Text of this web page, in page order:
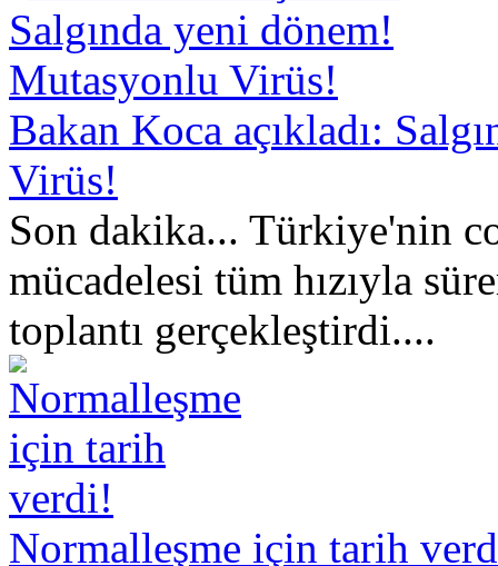
Bakan Koca açıkladı:
Virüs!
Son dakika... Türkiye'nin
mücadelesi tüm hızıyla
toplantı gerçekleştirdi....
Normalleşme için tarih